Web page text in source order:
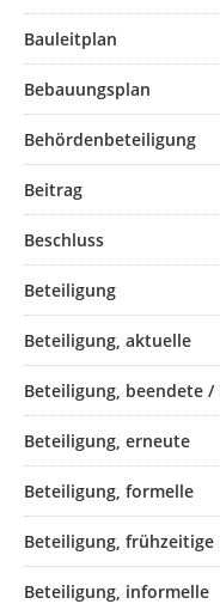
Bauleitplan
Bebauungsplan
Behördenbeteiligung
Beitrag
Beschluss
Beteiligung
Beteiligung, aktuelle
Beteiligung, beendete
Beteiligung, erneute
Beteiligung, formelle
Beteiligung, frühzeitige
Beteiligung, informelle